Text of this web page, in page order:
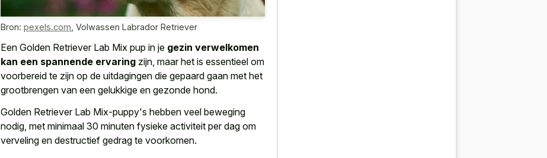
Bron: pexels.com Volwassen Labrador Retriever
Een Golden Retriever Lab Mix pup in je gezin verwelkomen
kan een spannende ervaring zijn, maar het is essentieel om
voorbereid te zijn op de uitdagingen die gepaard gaan met het
grootbrengen van een gelukkige en gezonde hond.
Golden Retriever Lab Mix-puppy's hebben veel beweging
nodig, met minimaal 30 minuten fysieke activiteit per dag om
verveling en destructief gedrag te voorkomen.